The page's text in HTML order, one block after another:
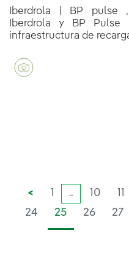
Iberdrola | BP pulse
Iberdrola y BP
infraestructura de
< 1 ... 10 11
24
25 26 27